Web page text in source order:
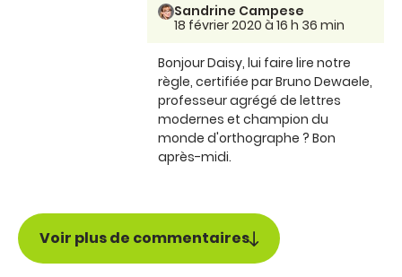
Sandrine Campese
18 février 2020 à 16 h 36 min
Bonjour Daisy, lui faire lire notre
règle, certifiée par Bruno Dewaele,
professeur agrégé de lettres
modernes et champion du
monde d'orthographe ? Bon
après-midi.
Voir plus de commentaires